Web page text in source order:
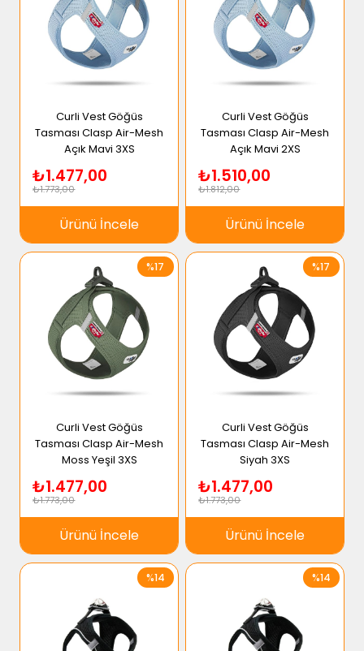
Curli Vest Göğüs
Tasması Clasp Air-Mesh
Açık Mavi 3XS
₺1.477,00
₺1.773,00
Ürünü İncele
Curli Vest Göğüs
Tasması Clasp Air-Mesh
Açık Mavi 2XS
₺1.510,00
₺1.812,00
Ürünü İncele
Curli Vest Göğüs
Tasması Clasp Air-Mesh
Moss Yeşil 3XS
₺1.477,00
₺1.773,00
Ürünü İncele
%17
Curli Vest Göğüs
Tasması Clasp Air-Mesh
Siyah 3XS
₺1.477,00
₺1.773,00
Ürünü İncele
%17
%14 %14